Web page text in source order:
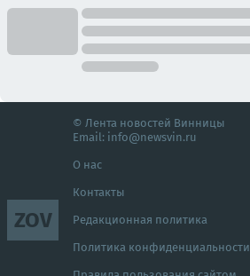
ZOV
© Лента новостей Винницы
Email: info@newsvin.ru
О нас
Контакты
Редакционная политика
Политика конфиденциальности